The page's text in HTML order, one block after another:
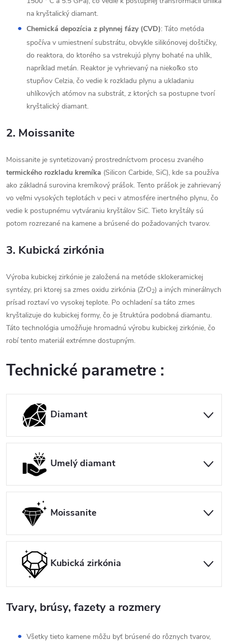
na kryštalický diamant.
Chemická depozícia z plynnej fázy (CVD): Táto metóda
spočíva v umiestnení substrátu, obvykle silikónovej doštičky,
do reaktora, do ktorého sa vstrekujú plyny bohaté na uhlík,
napríklad metán. Reaktor je vyhrievaný na niekoľko sto
stupňov Celzia, čo vedie k rozkladu plynu a ukladaniu
uhlíkových atómov na substrát, z ktorých sa postupne tvorí
kryštalický diamant.
2. Moissanite
Moissanite je syntetizovaný prostredníctvom procesu zvaného
termického rozkladu kremíka (Silicon Carbide, SiC), kde sa používa
ako základná surovina kremíkový prášok. Tento prášok je zahrievaný
vo veľmi vysokých teplotách v peci v atmosfére inertného plynu, čo
vedie k postupnému vytváraniu kryštálov SiC. Tieto kryštály sú
potom rozrezané na kamene a brúsené do požadovaných tvarov.
3. Kubická zirkónia
Výroba kubickej zirkónie je založená na metóde sklokeramickej
syntézy, pri ktorej sa zmes oxidu zirkónia (ZrO2) a iných minerálnych
prísad roztaví vo vysokej teplote. Po ochladení sa táto zmes
kryštalizuje do kubickej formy, čo je štruktúra podobná diamantu.
Táto technológia umožňuje hromadnú výrobu kubickej zirkónie, čo
robí tento materiál extrémne dostupným.
Technické parametre :
Diamant
Umelý diamant
Moissanite
Kubická zirkónia
Tvary, brúsy, fazety a rozmery
Všetky tieto kamene môžu byť brúsené do rôznych tvarov,